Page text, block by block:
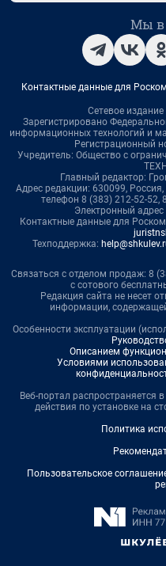
Мы в
Контактные данные для
Сетевое
Зарегистрировано
информационных технологий и
Регистрационный
Учредитель: Общество с
Главный редактор:
Адрес редакции: 630099,
телефон 8 (383) 212-52-52,
Электронный адрес
Контактные данные для
Техподдержка:
Связаться с отделом продаж: 8
с сотового
Редакция сайта не несет
информации,
Особенности эксплуатации
Описанием
Условиями
Веб-портал распространяется
действия по установке на
Политика
Пользовательское